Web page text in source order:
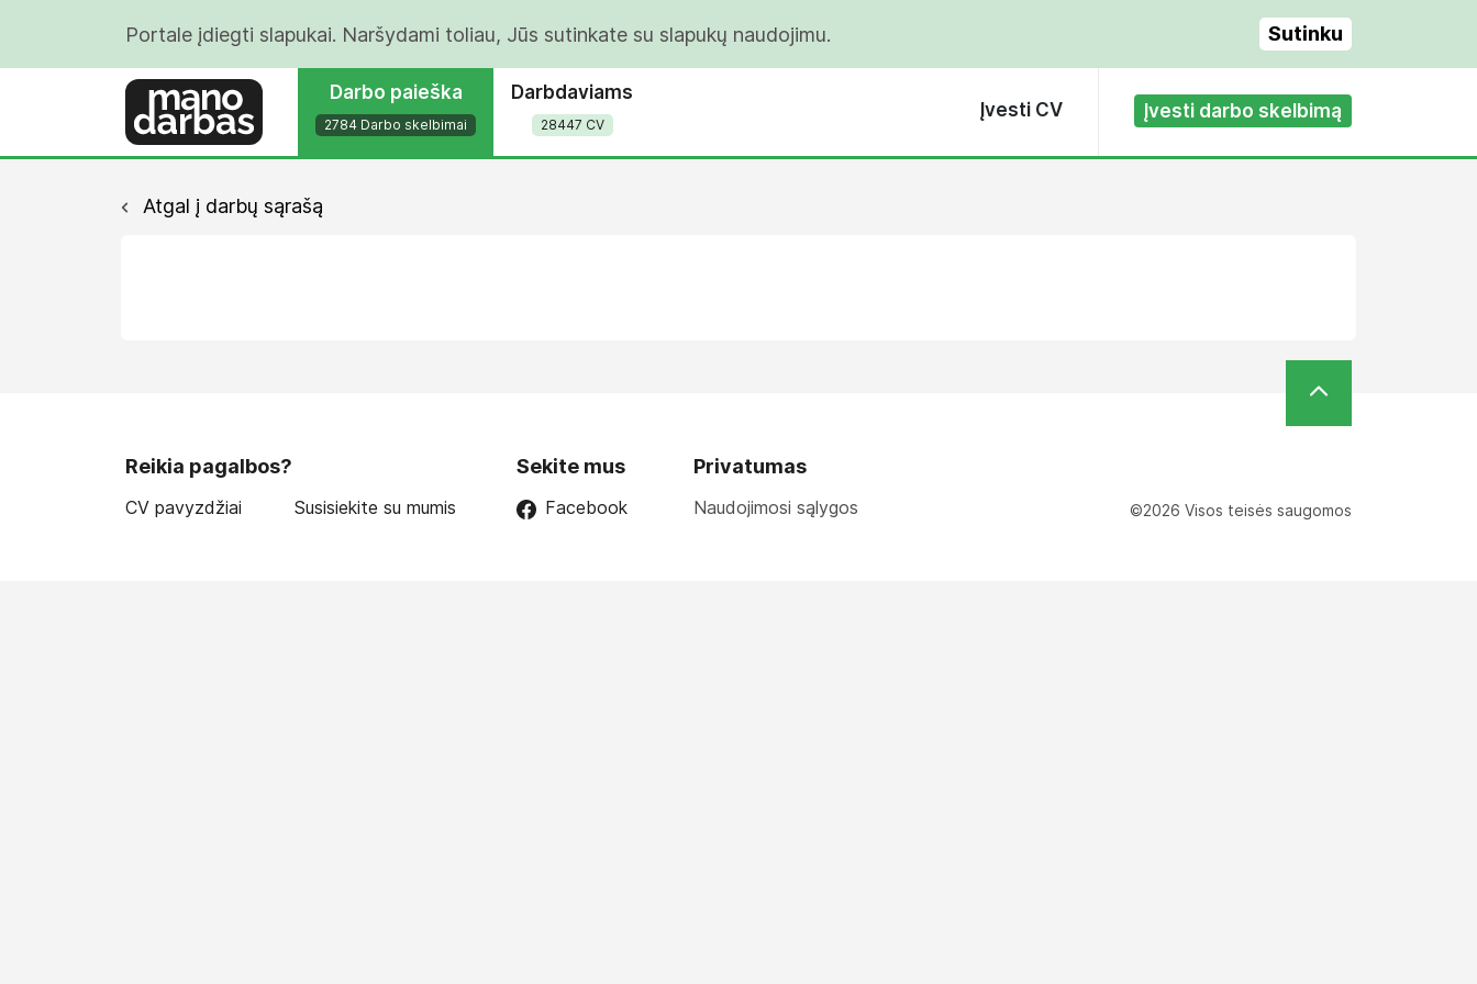
Portale įdiegti slapukai. Naršydami toliau, Jūs sutinkate su slapukų naudojimu. Sutinku
Darbo paieška
2784 Darbo skelbimai
Darbdaviams
28447 CV
Įvesti CV Įvesti darbo skelbimą
Atgal į darbų sąrašą
Reikia pagalbos?
CV pavyzdžiai Susisiekite su mumis
Sekite mus
Facebook
Privatumas
Naudojimosi sąlygos ©2026 Visos teisės saugomos